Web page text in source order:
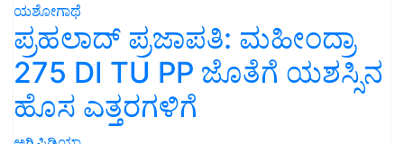
ಯಶೋಗಾಥೆ
ಪ್ರಹಲಾದ್ ಪ್ರಜಾಪತಿ: ಮಹೀಂದ್ರಾ
275 DI TU PP ಜೊತೆಗೆ ಯಶಸ್ಸಿನ
ಹೊಸ ಎತ್ತರಗಳಿಗೆ